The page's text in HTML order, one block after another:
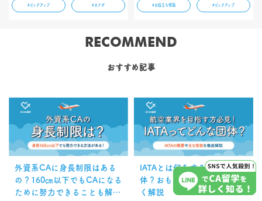
した方の話を聞くことはとても大切で
談をご紹介していきます！ぜひ参考に
#ピックアップ #カナダ #お役立ち情報 #ピックアップ
RECOMMEND
おすすめ記事
外資系CAに身長制限はある
の？160㎝以下でもCAになる
ために努力できることも解
IATAとは何をするための団
体？おもな役割をわかりやす
く解説